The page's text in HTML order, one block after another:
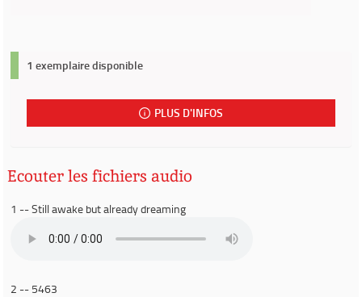
1 exemplaire disponible
PLUS D'INFOS
Ecouter les fichiers audio
1 -- Still awake but already dreaming
2 -- 5463